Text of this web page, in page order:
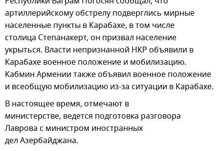
артиллерийскому обстрелу подверглись мирные
населенные пункты в Карабахе, в том числе
столица Степанакерт, он призвал население
укрыться. Власти непризнанной НКР объявили в
Карабахе военное положение и мобилизацию.
Кабмин Армении также объявил военное положение
и всеобщую мобилизацию из-за ситуации в Карабахе.
В настоящее время, отмечают в
министерстве, ведется подготовка разговора
Лаврова с министром иностранных
дел Азербайджана.